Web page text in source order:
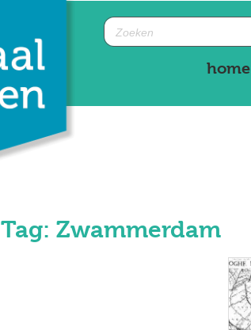
home
Tag: Zwammerdam